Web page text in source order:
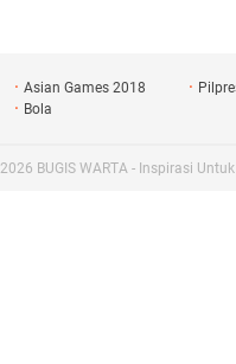
Asian Games 2018
Bola
2026 BUGIS WARTA - Inspirasi